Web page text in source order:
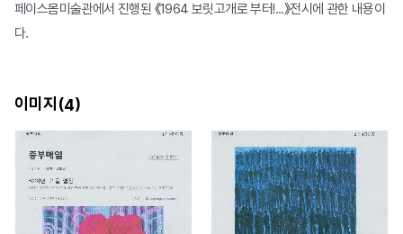
페이스몸미술관에서 진행된 《1964 보릿고개로 부터!...》전시에 관한 내용이
다.
이미지(4)